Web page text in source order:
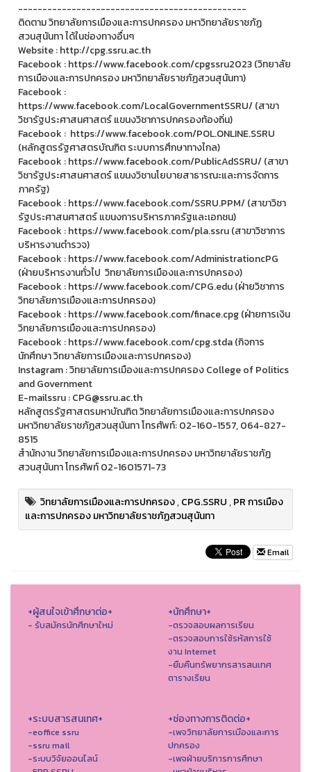
-----------------------------------------------
ติดตาม วิทยาลัยการเมืองและการปกครอง มหาวิทยาลัยราชภัฏ
สวนสุนันทา ได้ในช่องทางอื่นๆ
Website : http://cpg.ssru.ac.th
Facebook : https://www.facebook.com/cpgssru2023 (วิทยาลัย
การเมืองและการปกครอง มหาวิทยาลัยราชภัฏสวนสุนันทา)
Facebook :
https://www.facebook.com/LocalGovernmentSSRU/ (สาขา
วิชารัฐประศาสนศาสตร์ แขนงวิชาการปกครองท้องถิ่น)
Facebook : https://www.facebook.com/POL.ONLINE.SSRU
(หลักสูตรรัฐศาสตรบัณฑิต ระบบการศึกษาทางไกล)
Facebook : https://www.facebook.com/PublicAdSSRU/ (สาขา
วิชารัฐประศาสนศาสตร์ แขนงวิชานโยบายสาธารณะและการจัดการ
ภาครัฐ)
Facebook : https://www.facebook.com/SSRU.PPM/ (สาขาวิชา
รัฐประศาสนศาสตร์ แขนงการบริหารภาครัฐและเอกชน)
Facebook : https://www.facebook.com/pla.ssru (สาขาวิชาการ
บริหารงานตำรวจ)
Facebook : https://www.facebook.com/AdministrationcPG
(ฝ่ายบริหารงานทั่วไป วิทยาลัยการเมืองและการปกครอง)
Facebook : https://www.facebook.com/CPG.edu (ฝ่ายวิชาการ
วิทยาลัยการเมืองและการปกครอง)
Facebook : https://www.facebook.com/finace.cpg (ฝ่ายการเงิน
วิทยาลัยการเมืองและการปกครอง)
Facebook : https://www.facebook.com/cpg.stda (กิจการ
นักศึกษา วิทยาลัยการเมืองและการปกครอง)
Instagram : วิทยาลัยการเมืองและการปกครอง College of Politics
and Government
E-mailssru : CPG@ssru.ac.th
หลักสูตรรัฐศาสตรมหาบัณฑิต วิทยาลัยการเมืองและการปกครอง
มหาวิทยาลัยราชภัฏสวนสุนันทา โทรศัพท์: 02-160-1557, 064-827-
8515
สำนักงาน วิทยาลัยการเมืองและการปกครอง มหาวิทยาลัยราชภัฏ
สวนสุนันทา โทรศัพท์ 02-1601571-73
วิทยาลัยการเมืองและการปกครอง,CPG.SSRU,PR การเมือง
และการปกครอง มหาวิทยาลัยราชภัฏสวนสุนันทา
Email
+ผู้สนใจเข้าศึกษาต่อ+
- รับสมัครนักศึกษาใหม่
+นักศึกษา+
-ตรวจสอบผลการเรียน
-ตรวจสอบการใช้รหัสการใช้
งาน Internet
-ยืมคืนทรัพยากรสารสนเทศ
ตารางเรียน
+ระบบสารสนเทศ+
-eoffice ssru
-ssru mail
-ระบบวิจัยออนไลน์
+ช่องทางการติดต่อ+
-เพจวิทยาลัยการเมืองและการ
ปกครอง
-เพจฝ่ายบริการการศึกษา